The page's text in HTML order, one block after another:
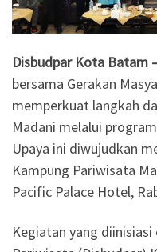
Disbudpar Kota Batam
bersama Gerakan
memperkuat langkah
Madani melalui
Upaya ini diwujudkan
Kampung Pariwisata
Pacific Palace Hotel,
Kegiatan yang diinisiasi